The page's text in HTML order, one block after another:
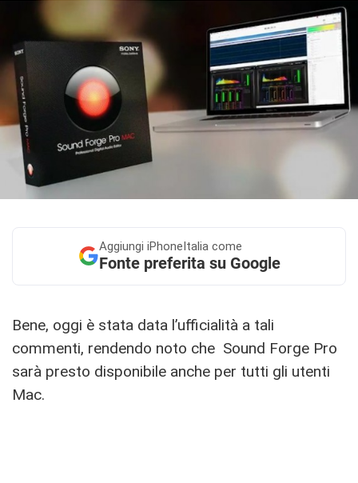
Aggiungi iPhoneItalia come
Fonte preferita su Google
Bene, oggi è stata data l’ufficialità a tali
commenti, rendendo noto che Sound Forge Pro
sarà presto disponibile anche per tutti gli utenti
Mac.